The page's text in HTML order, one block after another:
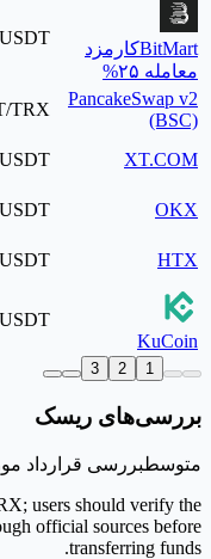
BitMartکارمزد
معامله ۲۵%
PancakeSwap v2
(BSC)
TRX
XT.COM
OKX
HTX
KuCoin
1
2
3
بررسی‌های ریسک
متوسطبررسی قرارداد
users should verify the
official sources before
transferring funds.